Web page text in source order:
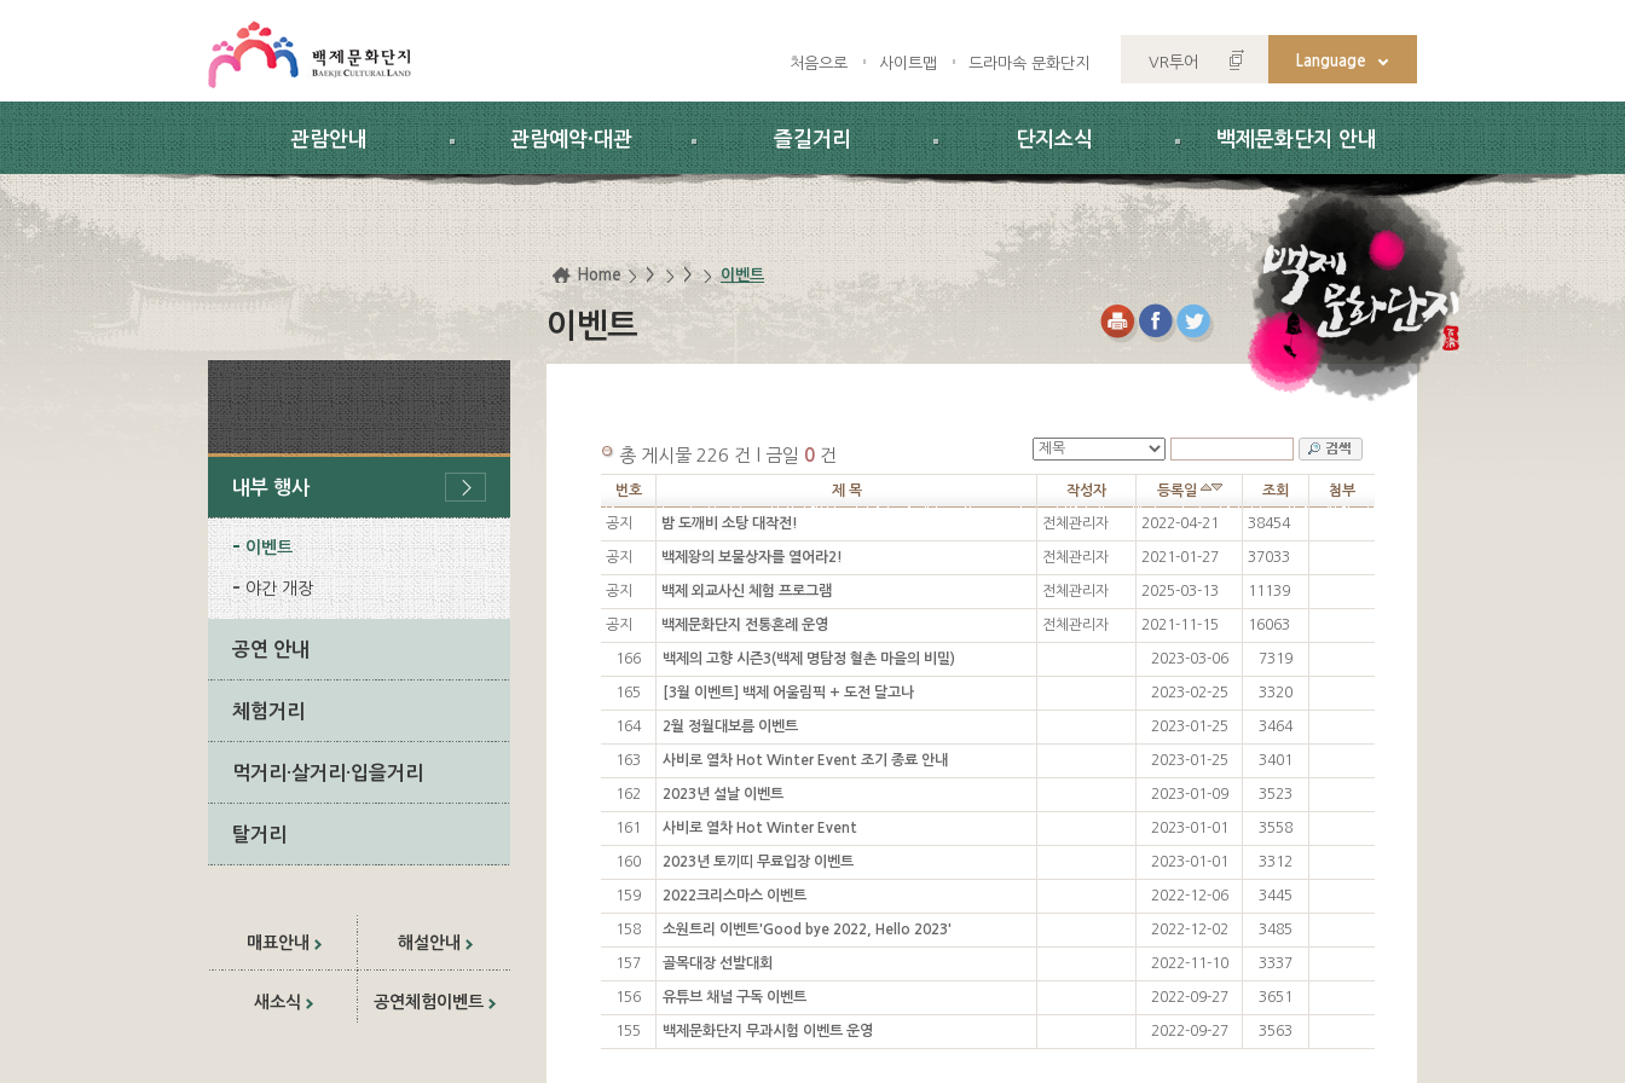
처음으로 사이트맵 드라마속 문화단지 VR투어 Language
관람안내 관람예약·대관 즐길거리 단지소식 백제문화단지 안내
내부 행사
이벤트
야간 개장
공연 안내
체험거리
먹거리·살거리·입을거리
탈거리
매표안내 해설안내
새소식 공연체험이벤트
Home > > 이벤트
이벤트
총 게시물 226 건 l 금일 0 건
번호 제 목 작성자 등록일 조회 첨부
공지 밤 도깨비 소탕 대작전! 전체관리자 2022-04-21 38454
공지 백제왕의 보물상자를 열어라2! 전체관리자 2021-01-27 37033
공지 백제 외교사신 체험 프로그램 전체관리자 2025-03-13 11139
공지 백제문화단지 전통혼례 운영 전체관리자 2021-11-15 16063
166 백제의 고향 시즌3(백제 명탐정 혈촌 마을의 비밀) 2023-03-06 7319
165 [3월 이벤트] 백제 어울림픽 + 도전 달고나 2023-02-25 3320
164 2월 정월대보름 이벤트 2023-01-25 3464
163 사비로 열차 Hot Winter Event 조기 종료 안내 2023-01-25 3401
162 2023년 설날 이벤트 2023-01-09 3523
161 사비로 열차 Hot Winter Event 2023-01-01 3558
160 2023년 토끼띠 무료입장 이벤트 2023-01-01 3312
159 2022크리스마스 이벤트 2022-12-06 3445
158 소원트리 이벤트'Good bye 2022, Hello 2023' 2022-12-02 3485
157 골목대장 선발대회 2022-11-10 3337
156 유튜브 채널 구독 이벤트 2022-09-27 3651
155 백제문화단지 무과시험 이벤트 운영 2022-09-27 3563